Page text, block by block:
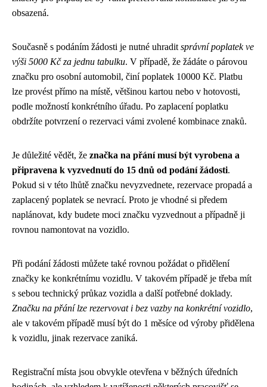
obsazená.
Současně s podáním žádosti je nutné uhradit správní poplatek ve
výši 5000 Kč za jednu tabulku. V případě, že žádáte o párovou
značku pro osobní automobil, činí poplatek 10000 Kč. Platbu
lze provést přímo na místě, většinou kartou nebo v hotovosti,
podle možností konkrétního úřadu. Po zaplacení poplatku
obdržíte potvrzení o rezervaci vámi zvolené kombinace znaků.
Je důležité vědět, že značka na přání musí být vyrobena a
připravena k vyzvednutí do 15 dnů od podání žádosti.
Pokud si v této lhůtě značku nevyzvednete, rezervace propadá a
zaplacený poplatek se nevrací. Proto je vhodné si předem
naplánovat, kdy budete moci značku vyzvednout a případně ji
rovnou namontovat na vozidlo.
Při podání žádosti můžete také rovnou požádat o přidělení
značky ke konkrétnímu vozidlu. V takovém případě je třeba mít
s sebou technický průkaz vozidla a další potřebné doklady.
Značku na přání lze rezervovat i bez vazby na konkrétní vozidlo,
ale v takovém případě musí být do 1 měsíce od výroby přidělena
k vozidlu, jinak rezervace zaniká.
Registrační místa jsou obvykle otevřena v běžných úředních